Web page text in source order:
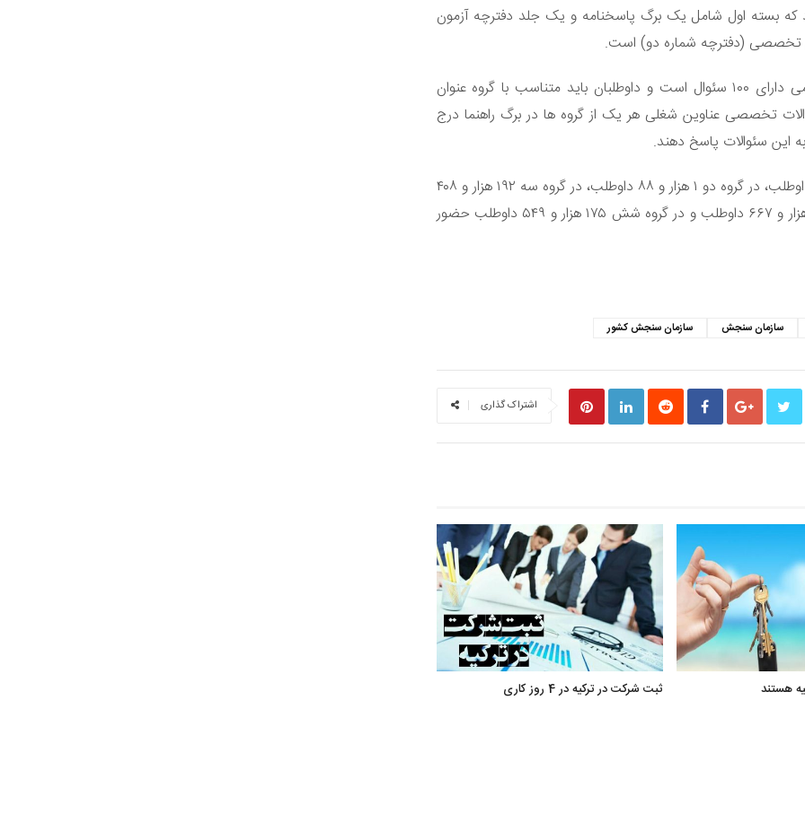
بسته اول شامل یک برگ پاسخنامه و یک جلد دفترچه آزمون
تخصصی (دفترچه شماره دو) است.
مشاور عالی سازمان سنجش اضافه کرد: دفترچه آزمون عمومی دارای ۱۰۰ سئوال است و داوطلبان باید متناسب با گروه عنوان
دهند. تعداد سئوالات تخصصی عناوین شغلی هر یک از گروه ها در برگ راهنما درج
وی یادآور شد: در گروه یک آزمون استخدامی ۱۸ هزار و ۷۱۵ داوطلب، در گروه دو ۱ هزار و ۸۸ داوطلب، در گروه سه ۱۹۲ هزار و ۴۰۸
داوطلب، در گروه چهار ۱۱ هزار و ۴۰۳ داوطلب، در گروه پنج ۲ هزار و ۶۶۷ داوطلب و در گروه شش ۱۷۵ هزار و ۵۴۹ داوطلب حضور
سازمان سنجش سازمان سنجش کشور
اشتراک گذاری
هستند ثبت شرکت در ترکیه در 4 روز کاری